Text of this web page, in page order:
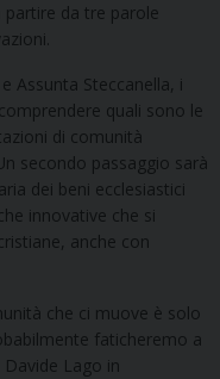
da tre parole
Assunta Steccanella, i
quali sono le
di comunità
secondo passaggio sarà
dei beni ecclesiastici
innovative che si
anche con
che ci muove è solo
faticheremo a
Lago in